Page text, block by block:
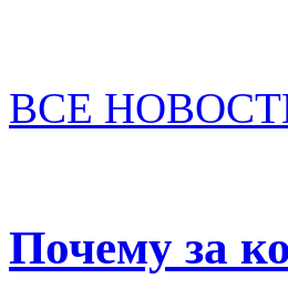
ВСЕ НОВОСТИ
Почему за